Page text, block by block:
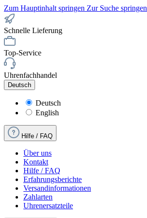
Zum Hauptinhalt springen Zur Suche springen
Schnelle Lieferung
Top-Service
Uhrenfachhandel
Deutsch
Deutsch
English
Hilfe / FAQ
Über uns
Kontakt
Hilfe / FAQ
Erfahrungsberichte
Versandinformationen
Zahlarten
Uhrenersatzteile